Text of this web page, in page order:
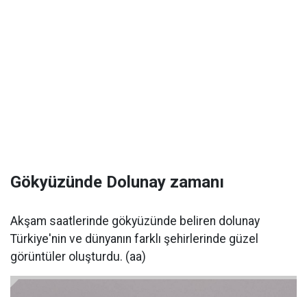
Gökyüzünde Dolunay zamanı
Akşam saatlerinde gökyüzünde beliren dolunay
Türkiye'nin ve dünyanın farklı şehirlerinde güzel
görüntüler oluşturdu. (aa)